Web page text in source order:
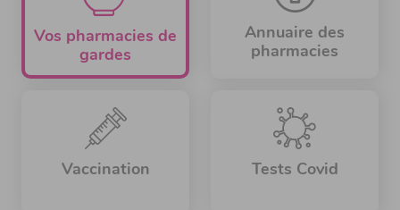
Vos pharmacies de
gardes
Annuaire des
pharmacies
Vaccination Tests Covid